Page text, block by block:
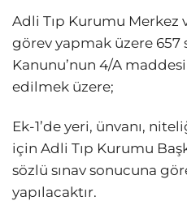
Adli Tıp Kurumu Merkez
görev yapmak üzere 657
Kanunu’nun 4/A
edilmek üzere;
Ek-1’de yeri, ünvanı,
için Adli Tıp Kurumu
sözlü sınav sonucuna
yapılacaktır.